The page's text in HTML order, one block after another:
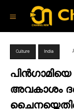
Culture India
അവകാശം